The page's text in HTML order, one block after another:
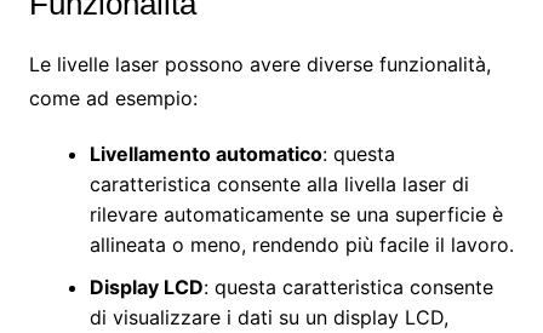
Le livelle laser possono avere diverse funzionalità,
come ad esempio:
Livellamento automatico: questa
caratteristica consente alla livella laser di
rilevare automaticamente se una superficie è
allineata o meno, rendendo più facile il lavoro.
Display LCD: questa caratteristica consente
di visualizzare i dati su un display LCD,